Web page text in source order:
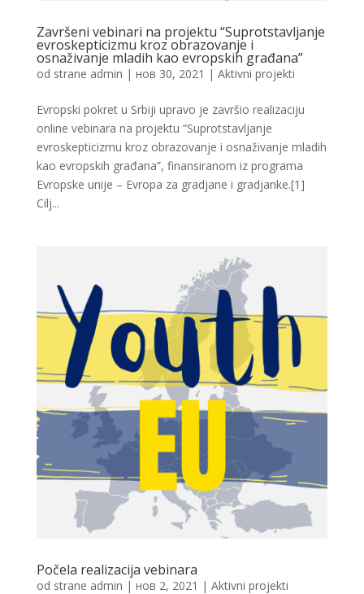
Završeni vebinari na projektu “Suprotstavljanje
evroskepticizmu kroz obrazovanje i
osnaživanje mladih kao evropskih građana”
od strane admin | нов 30, 2021 | Aktivni projekti
Evropski pokret u Srbiji upravo je završio realizaciju
online vebinara na projektu “Suprotstavljanje
evroskepticizmu kroz obrazovanje i osnaživanje mladih
kao evropskih građana”, finansiranom iz programa
Evropske unije – Evropa za gradjane i gradjanke.[1]
Cilj...
Počela realizacija vebinara
od strane admin | нов 2, 2021 | Aktivni projekti